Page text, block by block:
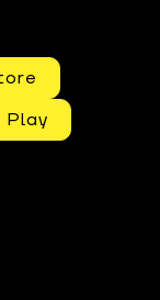
Play